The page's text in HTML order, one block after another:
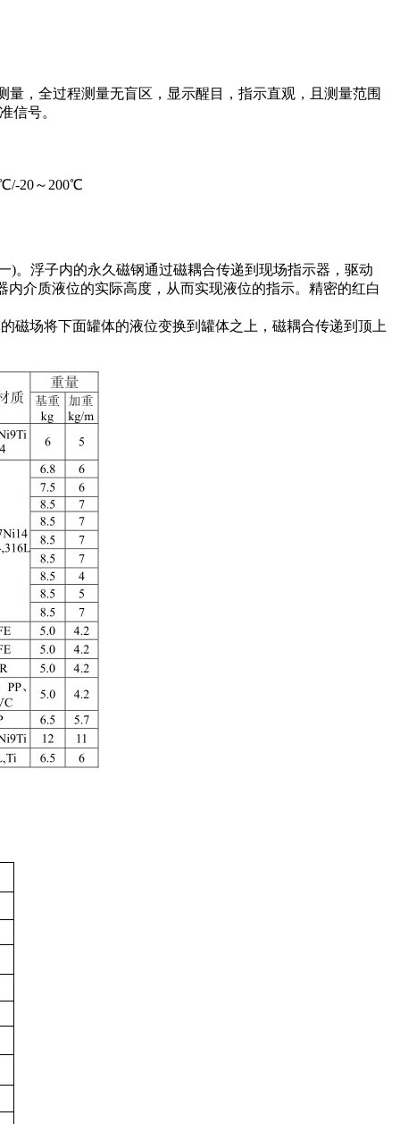
，全过程测量无盲区，显示醒目，指示直观，且测量范围
信号。
20～200℃
浮子内的永久磁钢通过磁耦合传递到现场指示器，驱动
介质液位的实际高度，从而实现液位的指示。精密的红白
场将下面罐体的液位变换到罐体之上，磁耦合传递到顶上